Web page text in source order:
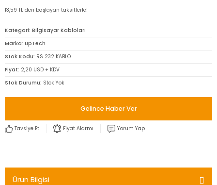
13,59 TL den başlayan taksitlerle!
Kategori Bilgisayar Kabloları
Marka upTech
Stok Kodu RS 232 KABLO
Fiyat 2,20 USD + KDV
Stok Durumu Stok Yok
Gelince Haber Ver
Tavsiye Et Fiyat Alarmı Yorum Yap
Ürün Bilgisi